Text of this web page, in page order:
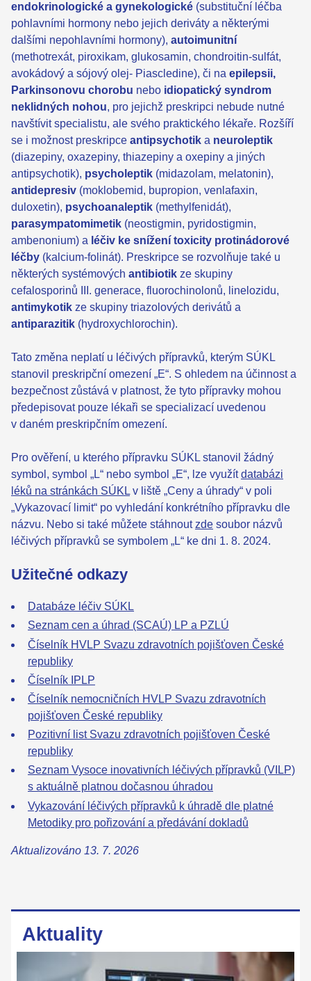
endokrinologické a gynekologické (substituční léčba
pohlavními hormony nebo jejich deriváty a některými
dalšími nepohlavními hormony), autoimunitní
(methotrexát, piroxikam, glukosamin, chondroitin-sulfát,
avokádový a sójový olej- Piascledine), či na epilepsii,
Parkinsonovu chorobu nebo idiopatický syndrom
neklidných nohou, pro jejichž preskripci nebude nutné
navštívit specialistu, ale svého praktického lékaře. Rozšíří
se i možnost preskripce antipsychotik a neuroleptik
(diazepiny, oxazepiny, thiazepiny a oxepiny a jiných
antipsychotik), psycholeptik (midazolam, melatonin),
antidepresiv (moklobemid, bupropion, venlafaxin,
duloxetin), psychoanaleptik (methylfenidát),
parasympatomimetik (neostigmin, pyridostigmin,
ambenonium) a léčiv ke snížení toxicity protinádorové
léčby (kalcium-folinát). Preskripce se rozvolňuje také u
některých systémových antibiotik ze skupiny
cefalosporinů III. generace, fluorochinolonů, linelozidu,
antimykotik ze skupiny triazolových derivátů a
antiparazitik (hydroxychlorochin).
Tato změna neplatí u léčivých přípravků, kterým SÚKL
stanovil preskripční omezení „E“. S ohledem na účinnost a
bezpečnost zůstává v platnost, že tyto přípravky mohou
předepisovat pouze lékaři se specializací uvedenou
v daném preskripčním omezení.
Pro ověření, u kterého přípravku SÚKL stanovil žádný
symbol, symbol „L“ nebo symbol „E“, lze využítdatabázi
léků na stránkách SÚKLv liště „Ceny a úhrady“ v poli
„Vykazovací limit“ po vyhledání konkrétního přípravku dle
názvu. Nebo si také můžete stáhnoutzde soubor názvů
léčivých přípravků se symbolem „L“ ke dni 1. 8. 2024.
Užitečné odkazy
Databáze léčiv SÚKL
Seznam cen a úhrad (SCAÚ) LP a PZLÚ
Číselník HVLP Svazu zdravotních pojišťoven České
republiky
Číselník IPLP
Číselník nemocničních HVLP Svazu zdravotních
pojišťoven České republiky
Pozitivní list Svazu zdravotních pojišťoven České
republiky
Seznam Vysoce inovativních léčivých přípravků (VILP)
s aktuálně platnou dočasnou úhradou
Vykazování léčivých přípravků k úhradě dle platné
Metodiky pro pořizování a předávání dokladů
Aktualizováno 13. 7. 2026
Aktuality